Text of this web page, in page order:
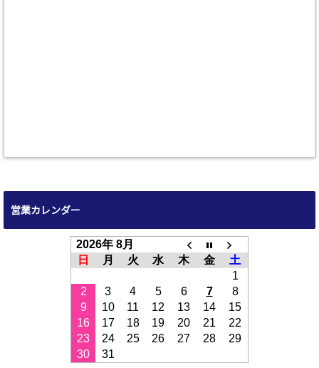
営業カレンダー
2026年 8月
日
月 火 水 木 金
土
1
2
3 4 5 6 7
8
9
10 11 12 13 14
15
16
17 18 19 20 21
22
23
24 25 26 27 28
29
30
31